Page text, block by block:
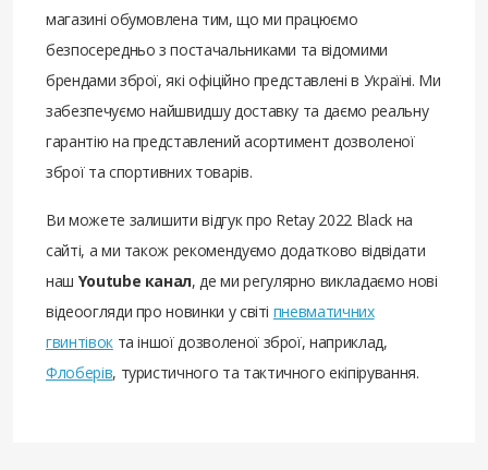
магазині обумовлена ​​тим, що ми працюємо
безпосередньо з постачальниками та відомими
брендами зброї, які офіційно представлені в Україні. Ми
забезпечуємо найшвидшу доставку та даємо реальну
гарантію на представлений асортимент дозволеної
зброї та спортивних товарів.
Ви можете залишити відгук про Retay 2022 Black на
сайті, а ми також рекомендуємо додатково відвідати
наш Youtube канал, де ми регулярно викладаємо нові
відеоогляди про новинки у світі пневматичних
гвинтівокта іншої дозволеної зброї, наприклад,
Флоберів, туристичного та тактичного екіпірування.